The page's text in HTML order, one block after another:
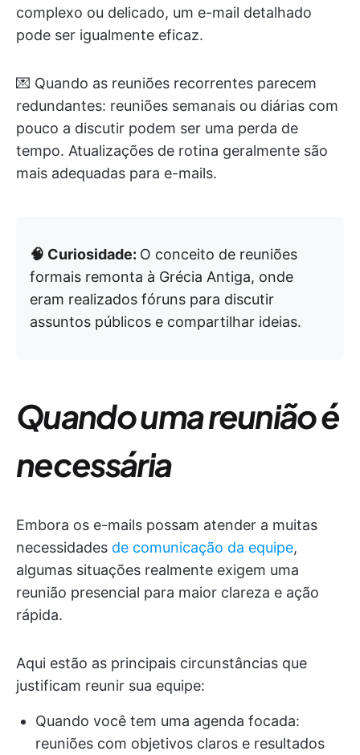
complexo ou delicado, um e-mail detalhado
pode ser igualmente eficaz.
💌 Quando as reuniões recorrentes parecem
redundantes: reuniões semanais ou diárias com
pouco a discutir podem ser uma perda de
tempo. Atualizações de rotina geralmente são
mais adequadas para e-mails.
🧠 Curiosidade: O conceito de reuniões
formais remonta à Grécia Antiga, onde
eram realizados fóruns para discutir
assuntos públicos e compartilhar ideias.
Quando uma reunião é
necessária
Embora os e-mails possam atender a muitas
necessidades de comunicação da equipe,
algumas situações realmente exigem uma
reunião presencial para maior clareza e ação
rápida.
Aqui estão as principais circunstâncias que
justificam reunir sua equipe:
Quando você tem uma agenda focada:
reuniões com objetivos claros e resultados